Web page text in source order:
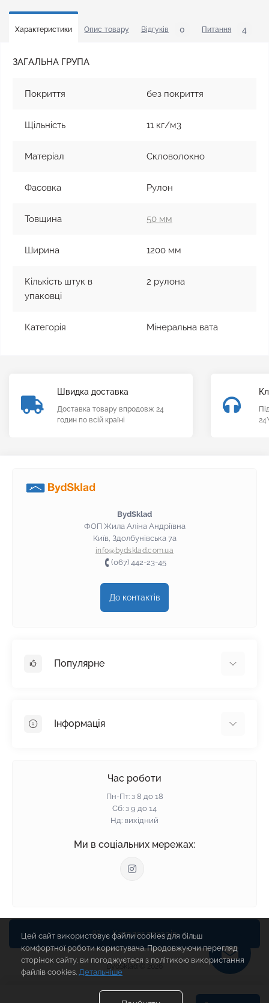
Характеристики Опис товару Відгуків 0 Питання 4
ЗАГАЛЬНА ГРУПА
Покриття без покриття
Щільність 11 кг/м3
Матеріал Скловолокно
Фасовка Рулон
Товщина 50 мм
Ширина 1200 мм
Кількість штук в
упаковці
2 рулона
Категорія Мінеральна вата
Швидка доставка
Доставка товару впродовж 24
годин по всій країні
BydSklad
ФОП Жила Аліна Андріївна
Київ, Здолбунівська 7а
info@bydsklad.com.ua
(067) 442-23-45
До контактів
Популярне
Пінопласт
Інформація
Гарантія та повернення
Політика конфіденційності
Час роботи
Пн-Пт: з 8 до 18
Сб: з 9 до 14
Нд: вихідний
Ми в соціальних мережах:
Каталог товарів
BydSklad © 2026
Цей сайт використовує файли cookies для більш
комфортної роботи користувача. Продовжуючи перегляд
сторінок сайту, ви погоджуєтеся з політикою використання
файлів cookies. Детальніше